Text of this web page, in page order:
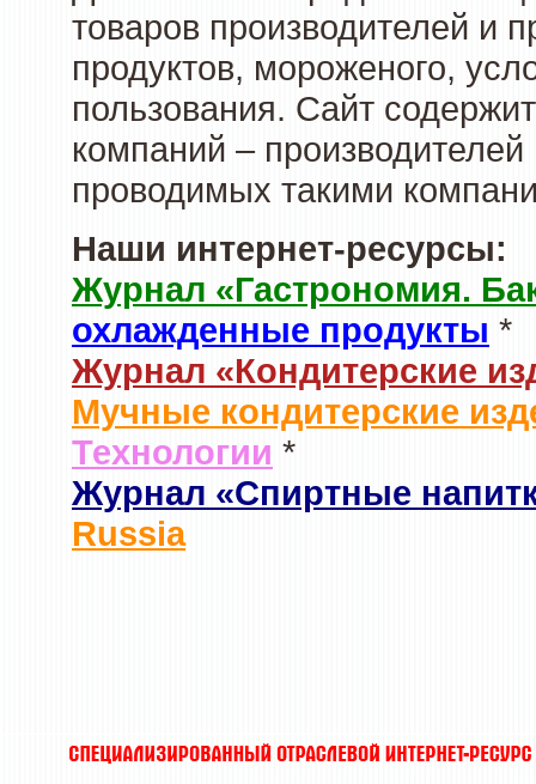
товаров производителей и
продуктов, мороженого,
пользования. Сайт
компаний –
проводимых такими
Наши интернет-ресурсы:
Журнал «Гастрономия.
охлажденные продукты *
Журнал «Кондитерские
Мучные кондитерские
Технологии *
Журнал «Спиртные
Russia